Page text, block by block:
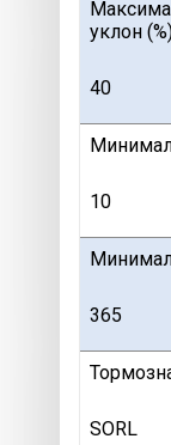
уклон
40
10
365
SORL